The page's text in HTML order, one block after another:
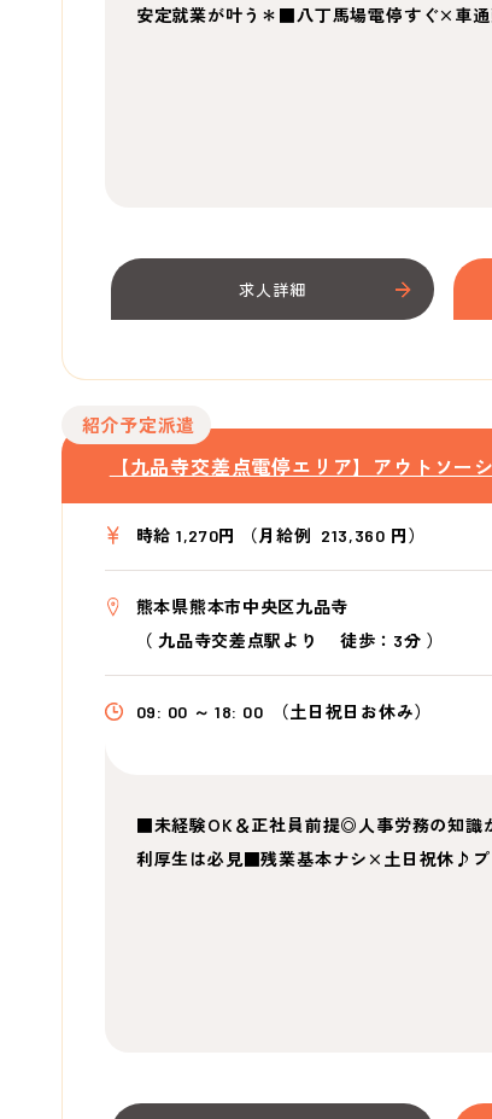
安定就業が叶う＊■八丁馬場電停すぐ×車
求人詳細
紹介予定派遣
【九品寺交差点電停エリア】アウトソー
時給 1,270円 （月給例 213,360 円）
熊本県熊本市中央区九品寺
（ 九品寺交差点駅より 徒歩：3分 ）
09: 00 ～ 18: 00 （土日祝日お休み）
■未経験OK＆正社員前提◎人事労務の知識
利厚生は必見■残業基本ナシ×土日祝休♪